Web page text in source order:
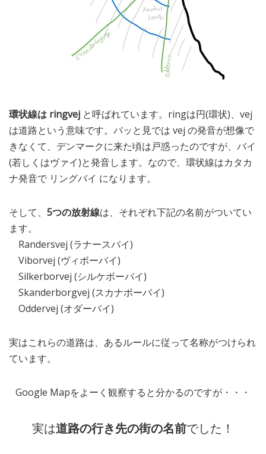
環状線は ringvej と呼ばれています。ringは円(環状)、vej
は道路という意味です。パッと見では vej の発音が想像で
きなくて、デンマークに来た頃は戸惑ったのですが、バイ
(若しくはヴァイ)と発音します。なので、環状線はカタカ
ナ発音で リングバイ になります。
そして、 5つの放射線は、それぞれ下記の名前がついてい
ます。
Randersvej (ラナースバイ)
Viborvej (ヴィボーバイ)
Silkerborvej (シルケボーバイ)
Skanderborgvej (スカナボーバイ)
Oddervej (オダーバイ)
実はこれらの道路は、あるルールに従って名称がつけられ
ています。
Google Mapをよーく観察すると分かるのですが・・・
実は道路の行き先の街の名前でした！